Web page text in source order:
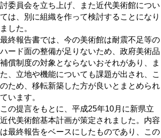
討委員会を立ち上げ、また近代美術館につい
ては、別に組織を作って検討することになり
ました。
最終報告書では、今の美術館は耐震不足等の
ハード面の整備が足りないため、政府美術品
補償制度の対象とならないおそれがあり、ま
た、立地や機能についても課題が出され、こ
のため、移転新築した方が良いとまとめられ
ています。
この提言をもとに、平成25年10月に新県立
近代美術館基本計画が策定されました。内容
は最終報告をベースにしたものであり、この